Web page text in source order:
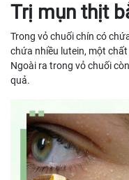
Trị mụn thịt
Trong vỏ chuối chín có
chứa nhiều lutein, một
Ngoài ra trong vỏ chuối
quả.